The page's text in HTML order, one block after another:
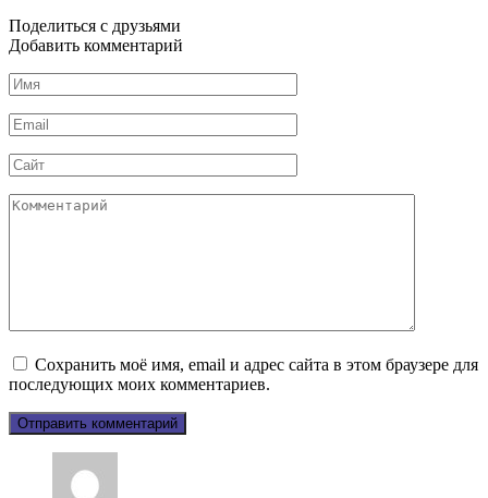
Поделиться с друзьями
Добавить комментарий
Имя
*
Email
*
Сайт
Комментарий
Сохранить моё имя, email и адрес сайта в этом браузере для
последующих моих комментариев.